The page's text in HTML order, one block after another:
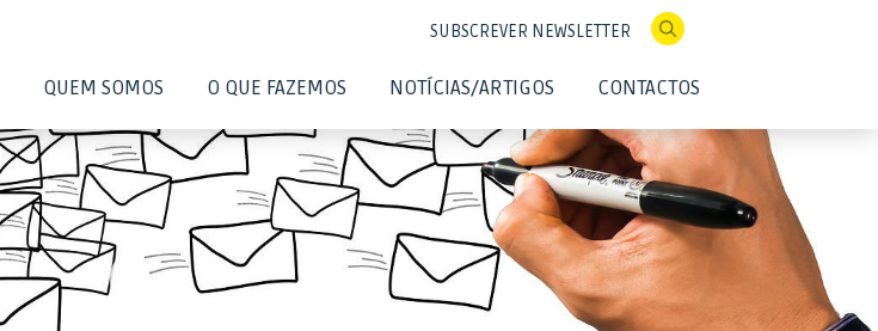
QUEM SOMOS O QUE FAZEMOS NOTÍCIAS/ARTIGOS CONTACTOS
SUBSCREVER NEWSLETTER